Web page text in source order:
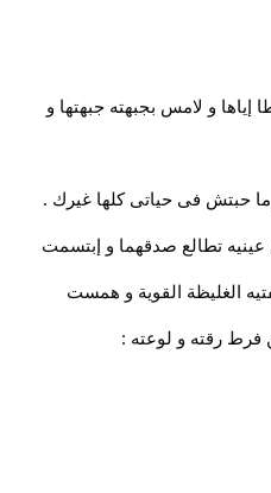
إياها و لامس بجبهته جبهتها و
حبتش فى حياتى كلها غيرك .
عينيه تطالع صدقهما و إبتسمت
الغليظة القوية و همست
رقته و لوعته :